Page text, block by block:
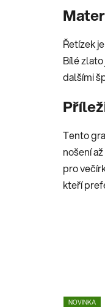
Řetízek
Bílé
dalšími
Tento
nošení
pro
kteří
NOVINKA